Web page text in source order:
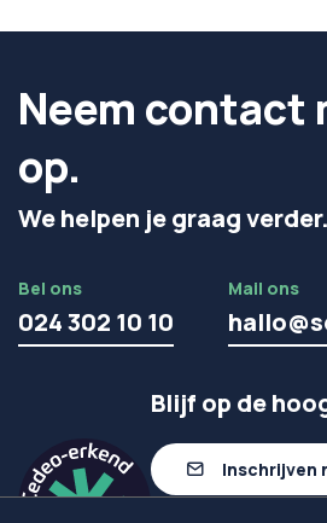
Neem contact
op.
We helpen je graag verder.
Bel ons
024 302 10 10
Mail ons
Blijf op de
Inschrijven